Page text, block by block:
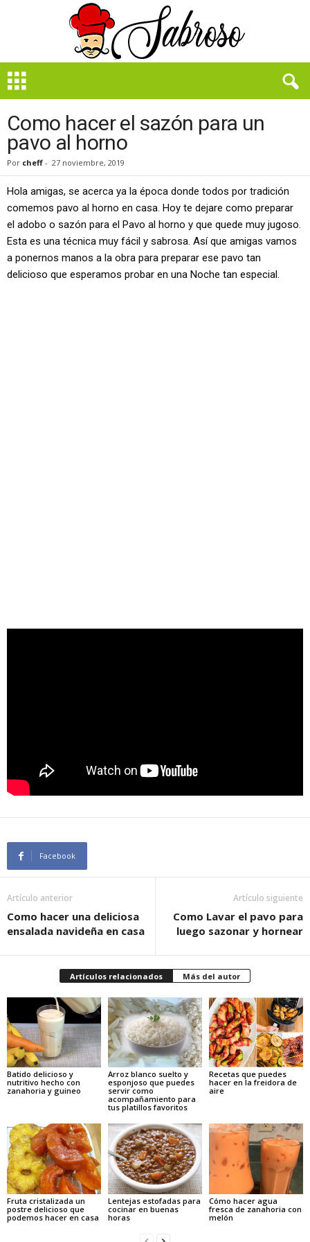
e
Como hacer el sazón para un
pavo al horno
Por cheff - 27 noviembre, 2019
Hola amigas, se acerca ya la época donde todos por tradición
comemos pavo al horno en casa. Hoy te dejare como preparar
el adobo o sazón para el Pavo al horno y que quede muy jugoso.
Esta es una técnica muy fácil y sabrosa. Así que amigas vamos
a ponernos manos a la obra para preparar ese pavo tan
delicioso que esperamos probar en una Noche tan especial.
Facebook
Artículo anterior
Como hacer una deliciosa
ensalada navideña en casa
Artículo siguiente
Como Lavar el pavo para
luego sazonar y hornear
Artículos relacionados Más del autor
Batido delicioso y
nutritivo hecho con
zanahoria y guineo
Arroz blanco suelto y
esponjoso que puedes
servir como
acompañamiento para
tus platillos favoritos
Recetas que puedes
hacer en la freidora de
aire
Fruta cristalizada un
postre delicioso que
podemos hacer en casa
Lentejas estofadas para
cocinar en buenas
horas
Cómo hacer agua
fresca de zanahoria con
melón